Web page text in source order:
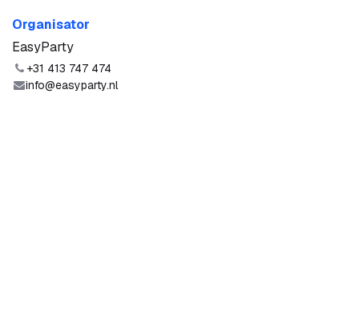
Organisator
EasyParty
+31 413 747 474
info@easyparty.nl